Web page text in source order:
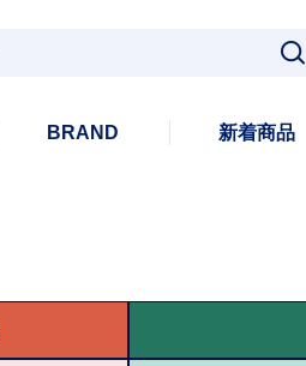
BRAND 新着商品